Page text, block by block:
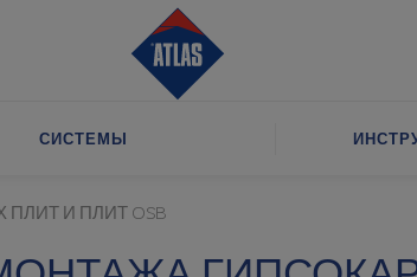
СИСТЕМЫ
И ПЛИТ OSB